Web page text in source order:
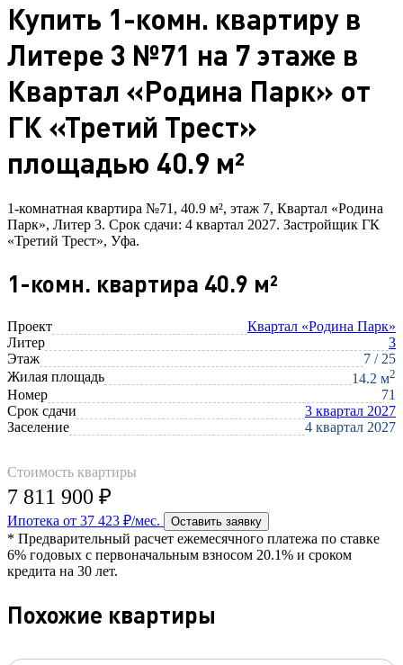
Купить 1-комн. квартиру в
Литере 3 №71 на 7 этаже в
Квартал «Родина Парк» от
ГК «Третий Трест»
площадью 40.9 м²
1-комнатная квартира №71, 40.9 м², этаж 7, Квартал «Родина
Парк», Литер 3. Срок сдачи: 4 квартал 2027. Застройщик ГК
«Третий Трест», Уфа.
1-комн. квартира 40.9 м²
Проект
Квартал «Родина Парк»
Литер
3
Этаж
7 / 25
Жилая площадь
14.2 м2
Номер
71
Срок сдачи
3 квартал 2027
Заселение
4 квартал 2027
Стоимость квартиры
7 811 900 ₽
Ипотека от 37 423 ₽/мес. Оставить заявку
* Предварительный расчет ежемесячного платежа по ставке
6% годовых с первоначальным взносом 20.1% и сроком
кредита на 30 лет.
Похожие квартиры